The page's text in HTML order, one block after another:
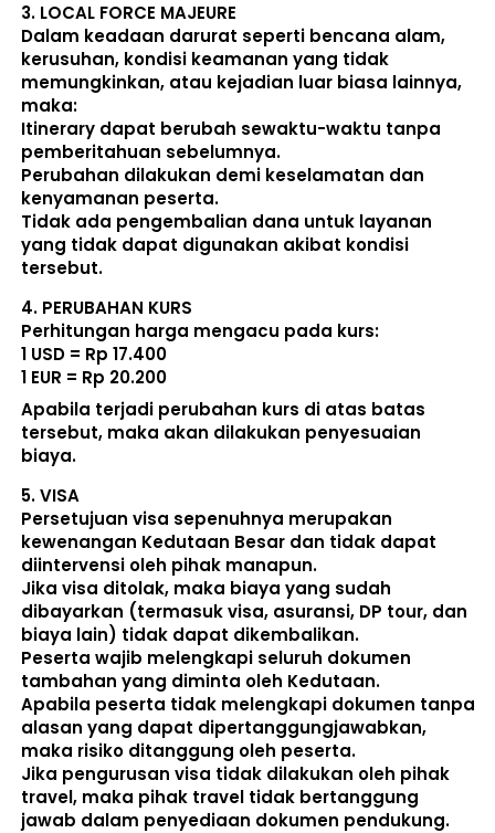
3. LOCAL FORCE MAJEURE
Dalam keadaan darurat seperti bencana alam,
kerusuhan, kondisi keamanan yang tidak
memungkinkan, atau kejadian luar biasa lainnya,
maka:
Itinerary dapat berubah sewaktu-waktu tanpa
pemberitahuan sebelumnya.
Perubahan dilakukan demi keselamatan dan
kenyamanan peserta.
Tidak ada pengembalian dana untuk layanan
yang tidak dapat digunakan akibat kondisi
tersebut.
4. PERUBAHAN KURS
Perhitungan harga mengacu pada kurs:
1 USD = Rp 17.400
1 EUR = Rp 20.200
Apabila terjadi perubahan kurs di atas batas
tersebut, maka akan dilakukan penyesuaian
biaya.
5. VISA
Persetujuan visa sepenuhnya merupakan
kewenangan Kedutaan Besar dan tidak dapat
diintervensi oleh pihak manapun.
Jika visa ditolak, maka biaya yang sudah
dibayarkan (termasuk visa, asuransi, DP tour, dan
biaya lain) tidak dapat dikembalikan.
Peserta wajib melengkapi seluruh dokumen
tambahan yang diminta oleh Kedutaan.
Apabila peserta tidak melengkapi dokumen tanpa
alasan yang dapat dipertanggungjawabkan,
maka risiko ditanggung oleh peserta.
Jika pengurusan visa tidak dilakukan oleh pihak
travel, maka pihak travel tidak bertanggung
jawab dalam penyediaan dokumen pendukung.